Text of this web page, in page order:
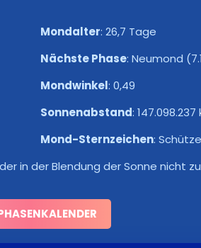
Mondalter: 26,7 Tage
Nächste Phase: Neumond
Mondwinkel: 0,49
Sonnenabstand: 147.098.237
Mond-Sternzeichen: Schütze
in der Blendung der Sonne nicht